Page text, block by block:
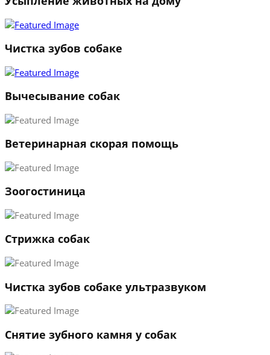
2
→
Чистка зубов собаке
Вычесывание собак
Ветеринарная скорая помощь
Зоогостиница
Стрижка собак
Чистка зубов собаке ультразвуком
Снятие зубного камня у собак